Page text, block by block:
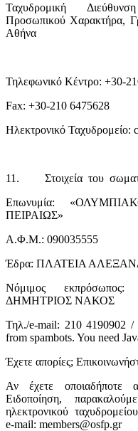
Ταχυδρομική
Προσωπικού Χαρακτήρα,
Αθήνα
Τηλεφωνικό Κέντρο: +30-
Fax: +30-210 6475628
Ηλεκτρονικό Ταχυδρομείο:
11. Στοιχεία του
Επωνυμία:
ΠΕΙΡΑΙΩΣ»
Α.Φ.Μ.: 090035555
Έδρα: ΠΛΑΤΕΙΑ
Νόμιμος
ΔΗΜΗΤΡΙΟΣ ΝΑΚΟΣ
Τηλ./e-mail: 210 4190902 /
from spambots. You need
Έχετε απορίες;
Αν
έχετε οποιαδήποτε
Ειδοποίηση,
παρακαλούμε
ηλεκτρονικού ταχυδρομείου
e-mail: members@osfp.gr